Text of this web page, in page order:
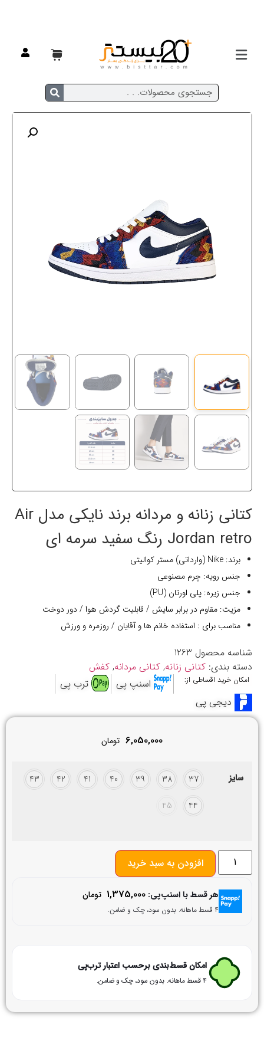
کتانی زنانه و مردانه برند نایکی مدل Air
Jordan retro رنگ سفید سرمه ای
برند: Nike (وارداتی) مستر کوالیتی
جنس رویه: چرم مصنوعی
جنس زیره: پلی اورتان (PU)
مزیت: مقاوم در برابر سایش / قابلیت گردش هوا / دور دوخت
مناسب برای : استفاده خانم ها و آقایان / روزمره و ورزش
شناسه محصول 1263
دسته بندی: کتانی زنانه, کتانی مردانه, کفش
امکان خرید اقساطی از: اسنپ پی
ترب پی
دیجی پی
6,050,000 تومان
سایز 37
38
39
40
41
42
43
44
45
افزودن به سبد خرید
هر قسط با اسنپ‌پی: 1,375,000 تومان
۴ قسط ماهانه. بدون سود، چک و ضامن.
امکان قسط‌بندی برحسب اعتبار ترب‌پی
۴ قسط ماهانه. بدون سود، چک و ضامن.